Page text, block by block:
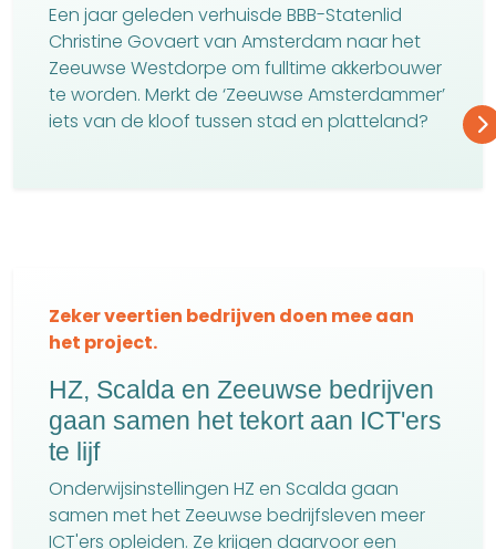
Een jaar geleden verhuisde BBB-Statenlid
Christine Govaert van Amsterdam naar het
Zeeuwse Westdorpe om fulltime akkerbouwer
te worden. Merkt de ‘Zeeuwse Amsterdammer’
iets van de kloof tussen stad en platteland?
Zeker veertien bedrijven doen mee aan
het project.
HZ, Scalda en Zeeuwse bedrijven
gaan samen het tekort aan ICT'ers
te lijf
Onderwijsinstellingen HZ en Scalda gaan
samen met het Zeeuwse bedrijfsleven meer
ICT'ers opleiden. Ze krijgen daarvoor een